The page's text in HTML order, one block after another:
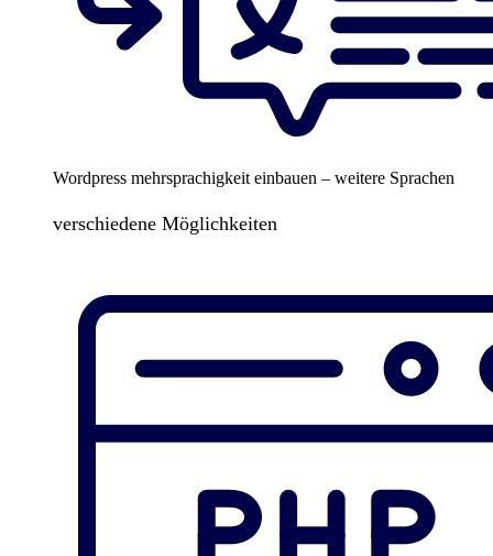
Wordpress mehrsprachigkeit einbauen – weitere Sprachen
verschiedene Möglichkeiten